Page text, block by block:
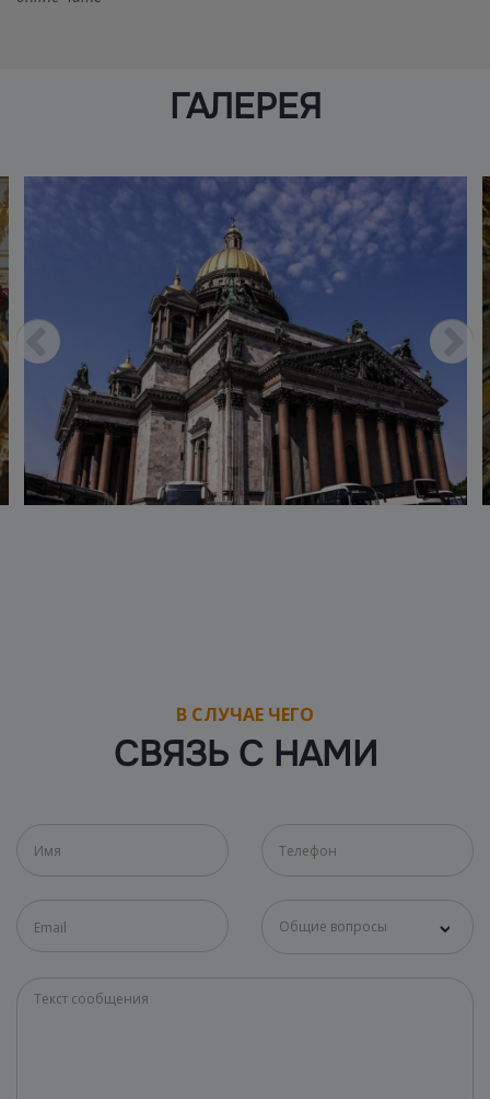
ГАЛЕРЕЯ
В СЛУЧАЕ ЧЕГО
СВЯЗЬ С НАМИ
Общие вопросы